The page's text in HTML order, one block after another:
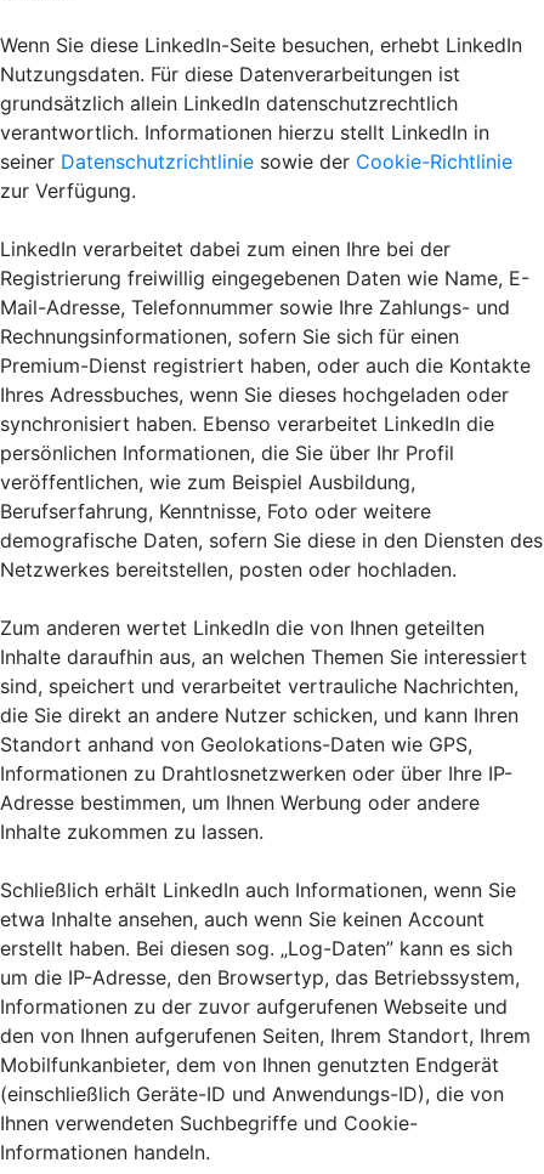
Wenn Sie diese LinkedIn-Seite besuchen, erhebt LinkedIn
Nutzungsdaten. Für diese Datenverarbeitungen ist
grundsätzlich allein LinkedIn datenschutzrechtlich
verantwortlich. Informationen hierzu stellt LinkedIn in
seiner Datenschutzrichtlinie sowie der Cookie-Richtlinie
zur Verfügung.
LinkedIn verarbeitet dabei zum einen Ihre bei der
Registrierung freiwillig eingegebenen Daten wie Name, E-
Mail-Adresse, Telefonnummer sowie Ihre Zahlungs- und
Rechnungsinformationen, sofern Sie sich für einen
Premium-Dienst registriert haben, oder auch die Kontakte
Ihres Adressbuches, wenn Sie dieses hochgeladen oder
synchronisiert haben. Ebenso verarbeitet LinkedIn die
persönlichen Informationen, die Sie über Ihr Profil
veröffentlichen, wie zum Beispiel Ausbildung,
Berufserfahrung, Kenntnisse, Foto oder weitere
demografische Daten, sofern Sie diese in den Diensten des
Netzwerkes bereitstellen, posten oder hochladen.
Zum anderen wertet LinkedIn die von Ihnen geteilten
Inhalte daraufhin aus, an welchen Themen Sie interessiert
sind, speichert und verarbeitet vertrauliche Nachrichten,
die Sie direkt an andere Nutzer schicken, und kann Ihren
Standort anhand von Geolokations-Daten wie GPS,
Informationen zu Drahtlosnetzwerken oder über Ihre IP-
Adresse bestimmen, um Ihnen Werbung oder andere
Inhalte zukommen zu lassen.
Schließlich erhält LinkedIn auch Informationen, wenn Sie
etwa Inhalte ansehen, auch wenn Sie keinen Account
erstellt haben. Bei diesen sog. „Log-Daten” kann es sich
um die IP-Adresse, den Browsertyp, das Betriebssystem,
Informationen zu der zuvor aufgerufenen Webseite und
den von Ihnen aufgerufenen Seiten, Ihrem Standort, Ihrem
Mobilfunkanbieter, dem von Ihnen genutzten Endgerät
(einschließlich Geräte-ID und Anwendungs-ID), die von
Ihnen verwendeten Suchbegriffe und Cookie-
Informationen handeln.